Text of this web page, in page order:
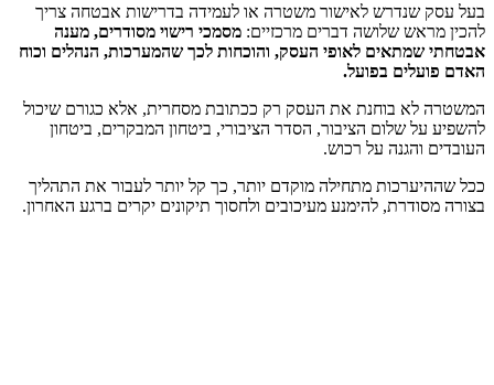
בעל עסק שנדרש לאישור משטרה או לעמידה בדרישות אבטחה צריך
להכין מראש שלושה דברים מרכזיים: מסמכי רישוי מסודרים, מענה
אבטחתי שמתאים לאופי העסק, והוכחות לכך שהמערכות, הנהלים וכוח
האדם פועלים בפועל.
המשטרה לא בוחנת את העסק רק ככתובת מסחרית, אלא כגורם שיכול
להשפיע על שלום הציבור, הסדר הציבורי, ביטחון המבקרים, ביטחון
העובדים והגנה על רכוש.
ככל שההיערכות מתחילה מוקדם יותר, כך קל יותר לעבור את התהליך
בצורה מסודרת, להימנע מעיכובים ולחסוך תיקונים יקרים ברגע האחרון.